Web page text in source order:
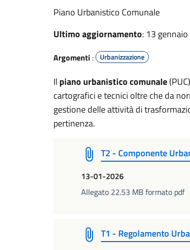
Piano Urbanistico Comunale
Ultimo aggiornamento: 13
Argomenti : Urbanizzazione
Il piano urbanistico comunale
cartografici e tecnici oltre che da
gestione delle attività di
pertinenza.
T2 - Componente
13-01-2026
Allegato 22.53 MB formato pdf
T1 - Regolamento